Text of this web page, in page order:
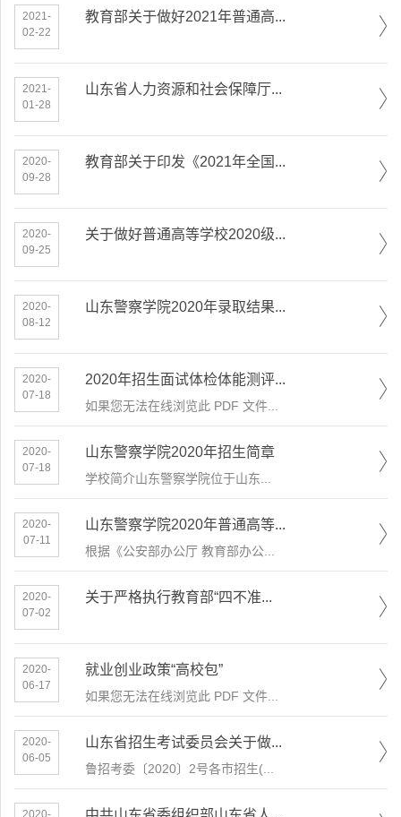
2021-
02-22
教育部关于做好2021年普通高...
2021-
01-28
山东省人力资源和社会保障厅...
2020-
09-28
教育部关于印发《2021年全国...
2020-
09-25
关于做好普通高等学校2020级...
2020-
08-12
山东警察学院2020年录取结果...
2020-
07-18
2020年招生面试体检体能测评...
如果您无法在线浏览此 PDF 文件...
2020-
07-18
山东警察学院2020年招生简章
学校简介山东警察学院位于山东...
2020-
07-11
山东警察学院2020年普通高等...
根据《公安部办公厅 教育部办公...
2020-
07-02
关于严格执行教育部“四不准...
2020-
06-17
就业创业政策“高校包”
如果您无法在线浏览此 PDF 文件...
2020-
06-05
山东省招生考试委员会关于做...
鲁招考委〔2020〕2号各市招生(...
2020-